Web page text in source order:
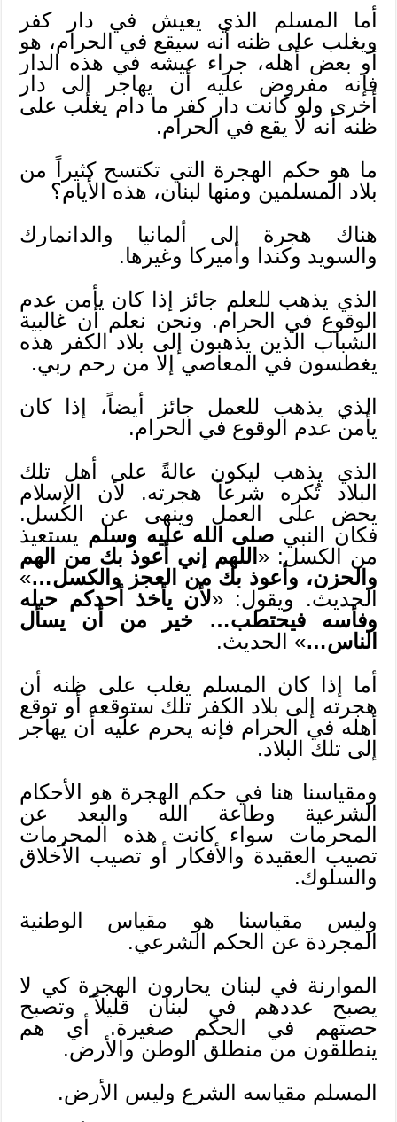
أما المسلم الذي يعيش في دار كفر
ويغلب على ظنه أنه سيقع في الحرام، هو
أو بعض أهله، جراء عيشه في هذه الدار
فإنه مفروض عليه أن يهاجر إلى دار
أخرى ولو كانت دار كفر ما دام يغلب على
ظنه أنه لا يقع في الحرام.
ما هو حكم الهجرة التي تكتسح كثيراً من
بلاد المسلمين ومنها لبنان، هذه الأيام؟
هناك هجرة إلى ألمانيا والدانمارك
والسويد وكندا وأميركا وغيرها.
الذي يذهب للعلم جائز إذا كان يأمن عدم
الوقوع في الحرام. ونحن نعلم أن غالبية
الشباب الذين يذهبون إلى بلاد الكفر هذه
يغطسون في المعاصي إلا من رحم ربي.
الذي يذهب للعمل جائز أيضاً، إذا كان
يأمن عدم الوقوع في الحرام.
الذي يذهب ليكون عالةً على أهل تلك
البلاد تُكره شرعاً هجرته. لأن الإسلام
يحض على العمل وينهى عن الكسل.
فكان النبي صلى الله عليه وسلم يستعيذ
من الكسل: « اللهم إني أعوذ بك من الهم
والحزن، وأعوذ بك من العجز والكسل…»
الحديث. ويقول: «لأن يأخذ أحدكم حبله
وفأسه فيحتطب… خير من أن يسأل
الناس…» الحديث.
أما إذا كان المسلم يغلب على ظنه أن
هجرته إلى بلاد الكفر تلك ستوقعه أو توقع
أهله في الحرام فإنه يحرم عليه أن يهاجر
إلى تلك البلاد.
ومقياسنا هنا في حكم الهجرة هو الأحكام
الشرعية وطاعة الله والبعد عن
المحرمات سواء كانت هذه المحرمات
تصيب العقيدة والأفكار أو تصيب الأخلاق
والسلوك.
وليس مقياسنا هو مقياس الوطنية
المجردة عن الحكم الشرعي.
الموارنة في لبنان يحارون الهجرة كي لا
يصبح عددهم في لبنان قليلاً وتصبح
حصتهم في الحكم صغيرة. أي هم
ينطلقون من منطلق الوطن والأرض.
المسلم مقياسه الشرع وليس الأرض.